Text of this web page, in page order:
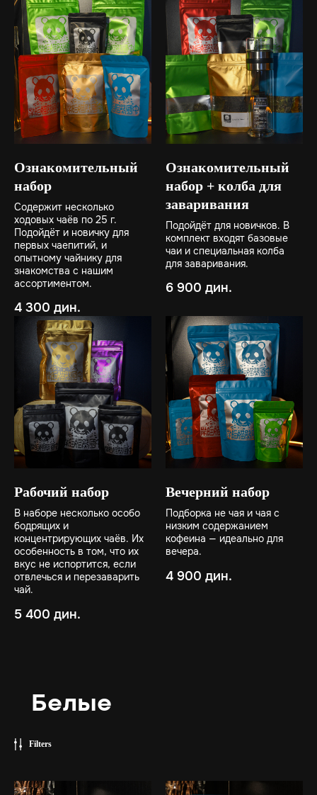
Ознакомительный
набор
Содержит несколько
ходовых чаёв по 25 г.
Подойдёт и новичку для
первых чаепитий, и
опытному чайнику для
знакомства с нашим
ассортиментом.
4 300 дин.
Ознакомительный
набор + колба для
заваривания
Подойдёт для новичков. В
комплект входят базовые
чаи и специальная колба
для заваривания.
6 900 дин.
Рабочий набор
В наборе несколько особо
бодрящих и
концентрирующих чаёв. Их
особенность в том, что их
вкус не испортится, если
отвлечься и перезаварить
чай.
5 400 дин.
Вечерний набор
Подборка не чая и чая с
низким содержанием
кофеина — идеально для
вечера.
4 900 дин.
Белые
Filters